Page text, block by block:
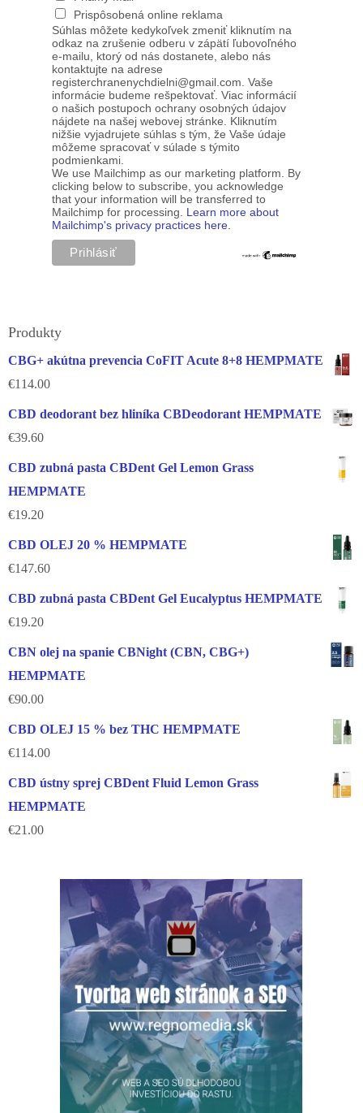
Prispôsobená online reklama
Súhlas môžete kedykoľvek zmeniť kliknutím na
odkaz na zrušenie odberu v zápätí ľubovoľného
e-mailu, ktorý od nás dostanete, alebo nás
kontaktujte na adrese
registerchranenychdielni@gmail.com. Vaše
informácie budeme rešpektovať. Viac informácií
o našich postupoch ochrany osobných údajov
nájdete na našej webovej stránke. Kliknutím
nižšie vyjadrujete súhlas s tým, že Vaše údaje
môžeme spracovať v súlade s týmito
podmienkami.
We use Mailchimp as our marketing platform. By
clicking below to subscribe, you acknowledge
that your information will be transferred to
Mailchimp for processing. Learn more about
Mailchimp's privacy practices here.
Produkty
CBG+ akútna prevencia CoFIT Acute 8+8 HEMPMATE
€114.00
CBD deodorant bez hliníka CBDeodorant HEMPMATE
€39.60
CBD zubná pasta CBDent Gel Lemon Grass
HEMPMATE
€19.20
CBD OLEJ 20 % HEMPMATE
€147.60
CBD zubná pasta CBDent Gel Eucalyptus HEMPMATE
€19.20
CBN olej na spanie CBNight (CBN, CBG+)
HEMPMATE
€90.00
CBD OLEJ 15 % bez THC HEMPMATE
€114.00
CBD ústny sprej CBDent Fluid Lemon Grass
HEMPMATE
€21.00